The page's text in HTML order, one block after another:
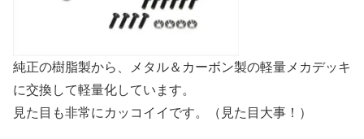
純正の樹脂製から、メタル＆カーボン製の軽量メカデッキ
に交換して軽量化しています。
見た目も非常にカッコイイです。（見た目大事！）